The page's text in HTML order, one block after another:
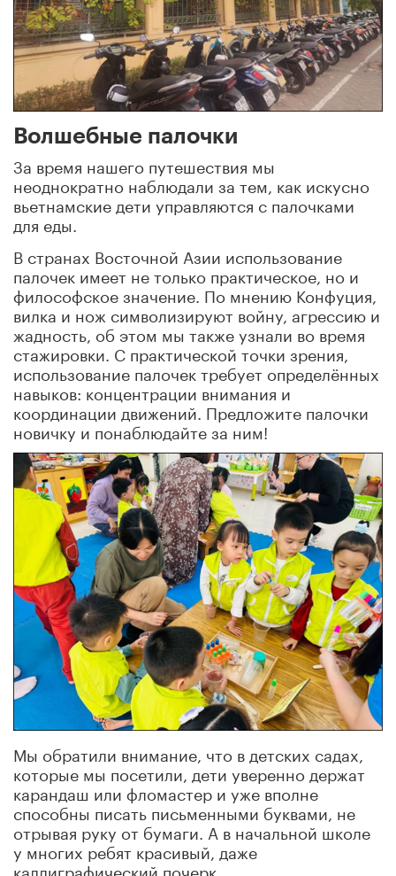
Волшебные палочки
За время нашего путешествия мы
неоднократно наблюдали за тем, как искусно
вьетнамские дети управляются с палочками
для еды.
В странах Восточной Азии использование
палочек имеет не только практическое, но и
философское значение. По мнению Конфуция,
вилка и нож символизируют войну, агрессию и
жадность, об этом мы также узнали во время
стажировки. С практической точки зрения,
использование палочек требует определённых
навыков: концентрации внимания и
координации движений. Предложите палочки
новичку и понаблюдайте за ним!
Мы обратили внимание, что в детских садах,
которые мы посетили, дети уверенно держат
карандаш или фломастер и уже вполне
способны писать письменными буквами, не
отрывая руку от бумаги. А в начальной школе
у многих ребят красивый, даже
каллиграфический почерк.